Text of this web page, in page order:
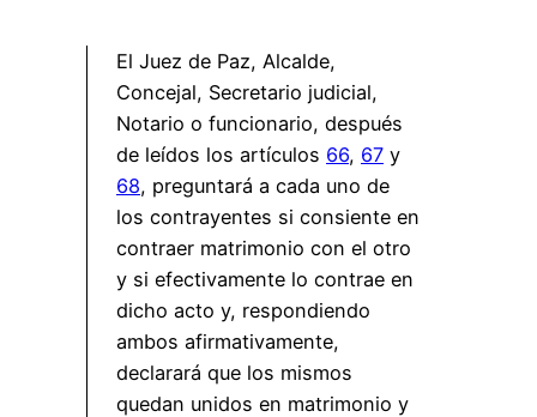
El Juez de Paz, Alcalde,
Concejal, Secretario judicial,
Notario o funcionario, después
de leídos los artículos 66, 67 y
68, preguntará a cada uno de
los contrayentes si consiente en
contraer matrimonio con el otro
y si efectivamente lo contrae en
dicho acto y, respondiendo
ambos afirmativamente,
declarará que los mismos
quedan unidos en matrimonio y